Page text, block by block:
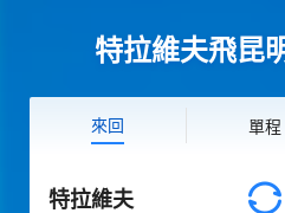
特拉維夫飛昆
來回 單程
特拉維夫